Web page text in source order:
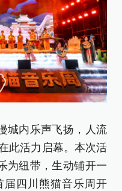
城内乐声飞扬，人流
此活力启幕。本次活
为纽带，生动铺开一
届四川熊猫音乐周开